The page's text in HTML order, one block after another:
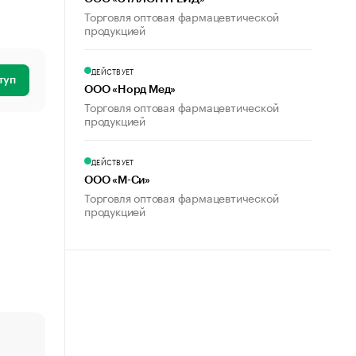
Торговля оптовая фармацевтической
продукцией
ДЕЙСТВУЕТ
ООО «Норд Мед»
Торговля оптовая фармацевтической
продукцией
ДЕЙСТВУЕТ
ООО «М-Си»
Торговля оптовая фармацевтической
продукцией